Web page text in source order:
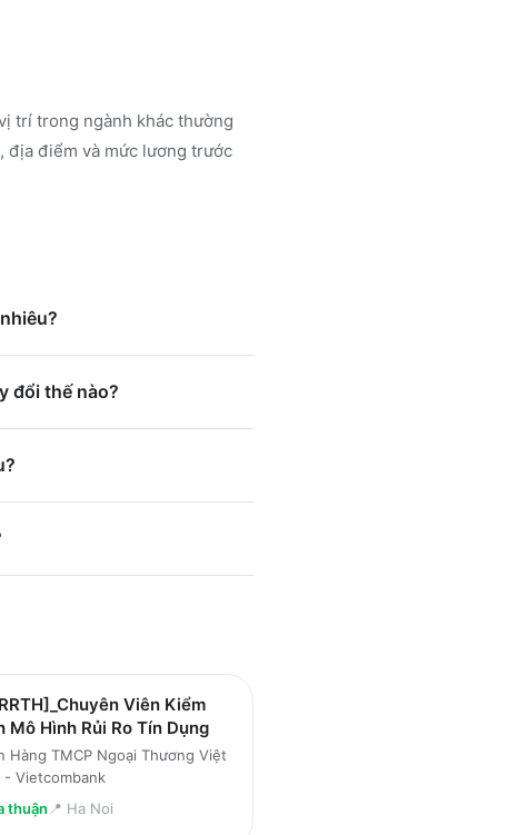
trí trong ngành khác thường
địa điểm và mức lương trước
đổi thế nào?
Viên Kiểm
Mô Hình Rủi Ro Tín Dụng
Hàng TMCP Ngoại Thương Việt
- Vietcombank
thuận 📍 Ha Noi